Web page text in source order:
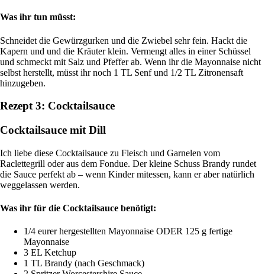
Was ihr tun müsst:
Schneidet die Gewürzgurken und die Zwiebel sehr fein. Hackt die
Kapern und und die Kräuter klein. Vermengt alles in einer Schüssel
und schmeckt mit Salz und Pfeffer ab. Wenn ihr die Mayonnaise nicht
selbst herstellt, müsst ihr noch 1 TL Senf und 1/2 TL Zitronensaft
hinzugeben.
Rezept 3: Cocktailsauce
Cocktailsauce mit Dill
Ich liebe diese Cocktailsauce zu Fleisch und Garnelen vom
Raclettegrill oder aus dem Fondue. Der kleine Schuss Brandy rundet
die Sauce perfekt ab – wenn Kinder mitessen, kann er aber natürlich
weggelassen werden.
Was ihr für die Cocktailsauce benötigt:
1/4 eurer hergestellten Mayonnaise ODER 125 g fertige
Mayonnaise
3 EL Ketchup
1 TL Brandy (nach Geschmack)